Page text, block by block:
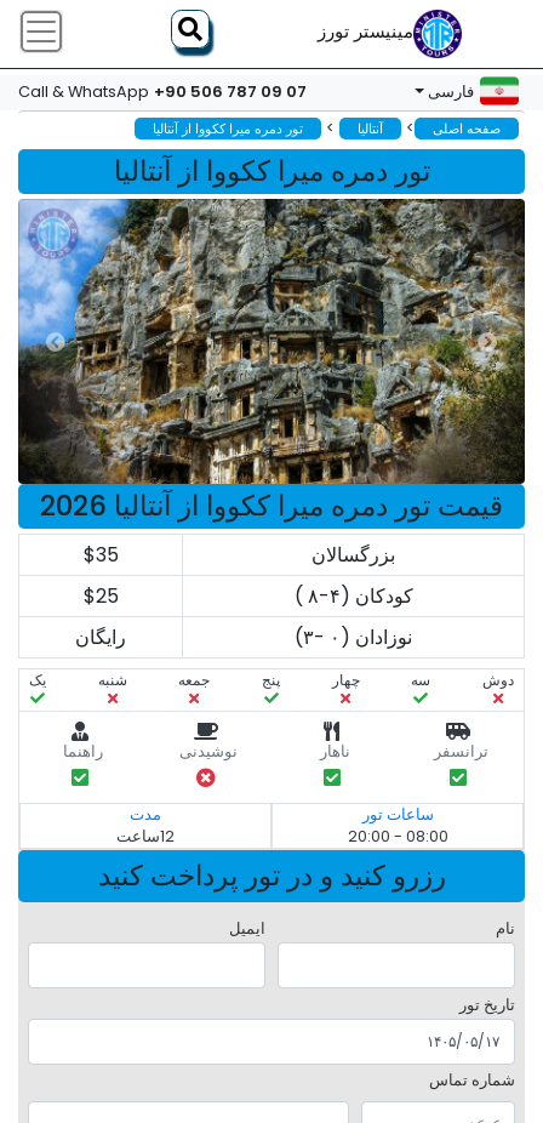
مینیستر تورز
فارسی Call & WhatsApp +90 506 787 09 07
صفحه اصلی > آنتالیا > تور دمره میرا ککووا از آنتالیا
تور دمره میرا ککووا از آنتالیا
قیمت تور دمره میرا ککووا از آنتالیا 2026
بزرگسالان
$35
کودکان (۴-۸ )
$25
نوزادان (۰ -۳)
رایگان
دوش سه‌ چهار پنج جمعه شنبه یک
ترانسفر ناهار نوشیدنی راهنما
ساعات تور
08:00 - 20:00
مدت
12ساعت
رزرو کنید و در تور پرداخت کنید
نام ایمیل
تاریخ تور
شماره تماس